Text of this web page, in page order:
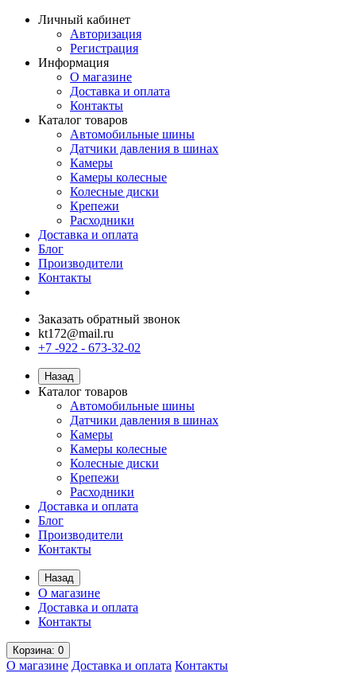
Личный кабинет
Авторизация
Регистрация
Информация
О магазине
Доставка и оплата
Контакты
Каталог товаров
Автомобильные шины
Датчики давления в шинах
Камеры
Камеры колесные
Колесные диски
Крепежи
Расходники
Доставка и оплата
Блог
Производители
Контакты
Заказать обратный звонок
kt172@mail.ru
+7 -922 - 673-32-02
Назад
Каталог товаров
Автомобильные шины
Датчики давления в шинах
Камеры
Камеры колесные
Колесные диски
Крепежи
Расходники
Доставка и оплата
Блог
Производители
Контакты
Назад
О магазине
Доставка и оплата
Контакты
Корзина: 0
О магазине Доставка и оплата Контакты